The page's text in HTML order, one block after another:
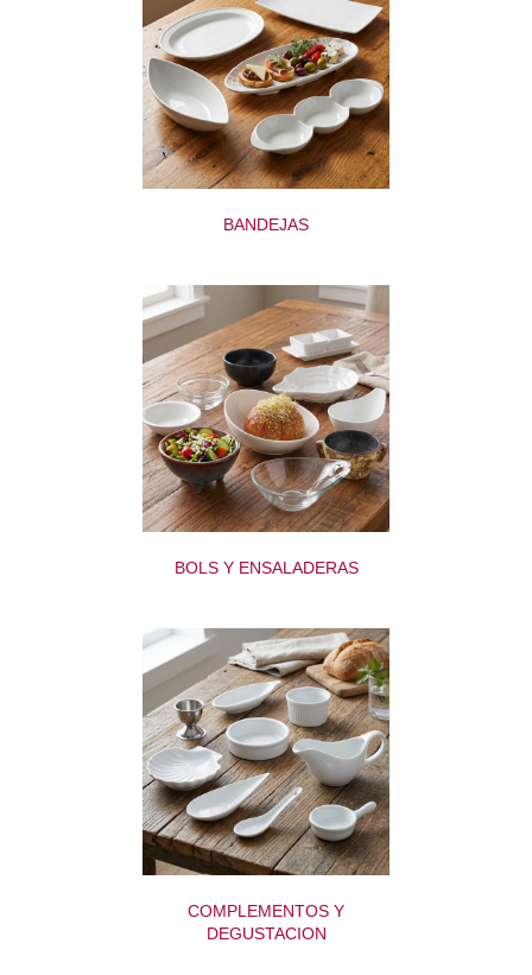
BANDEJAS
BOLS Y ENSALADERAS
COMPLEMENTOS Y
DEGUSTACION